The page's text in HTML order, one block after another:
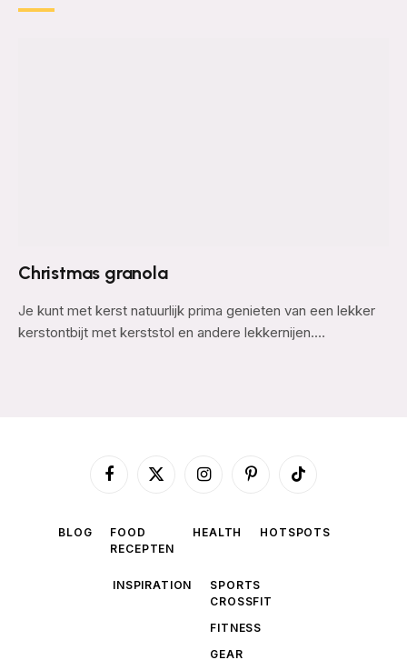
Christmas granola
Je kunt met kerst natuurlijk prima genieten van een lekker
kerstontbijt met kerststol en andere lekkernijen.…
Facebook
X
InstagramPinterestTikTok
BLOG
FOOD
RECEPTEN
HEALTH HOTSPOTS
INSPIRATION
SPORTS
CROSSFIT
FITNESS
GEAR